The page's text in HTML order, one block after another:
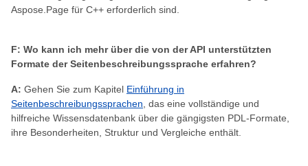
Aspose.Page für C++ erforderlich sind.
F: Wo kann ich mehr über die von der API unterstützten
Formate der Seitenbeschreibungssprache erfahren?
A: Gehen Sie zum Kapitel Einführung in
Seitenbeschreibungssprachen, das eine vollständige und
hilfreiche Wissensdatenbank über die gängigsten PDL-Formate,
ihre Besonderheiten, Struktur und Vergleiche enthält.